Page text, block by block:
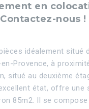
en
nous !
idéalement situé
Provence, à
situé au deuxième
état, offre une
85m2. Il se